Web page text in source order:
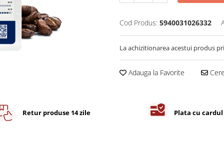
Cod Produs: 5940031026332
La achizitionarea acestui produs
Adauga la Favorite
Retur produse 14 zile Plata cu cardul